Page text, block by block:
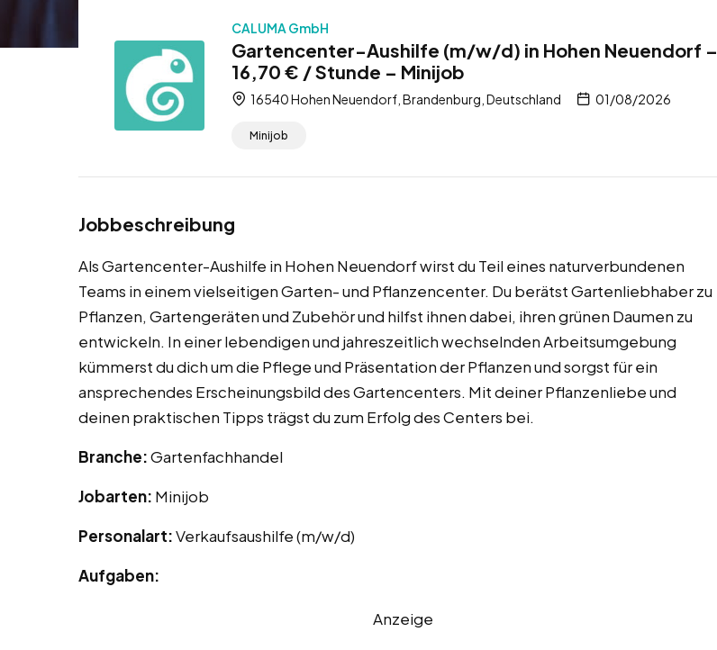
CALUMA GmbH
Gartencenter-Aushilfe (m/w/d) in Hohen Neuendorf –
16,70 € / Stunde – Minijob
16540 Hohen Neuendorf, Brandenburg, Deutschland 01/08/2026
Minijob
Jobbeschreibung
Als Gartencenter-Aushilfe in Hohen Neuendorf wirst du Teil eines naturverbundenen
Teams in einem vielseitigen Garten- und Pflanzencenter. Du berätst Gartenliebhaber zu
Pflanzen, Gartengeräten und Zubehör und hilfst ihnen dabei, ihren grünen Daumen zu
entwickeln. In einer lebendigen und jahreszeitlich wechselnden Arbeitsumgebung
kümmerst du dich um die Pflege und Präsentation der Pflanzen und sorgst für ein
ansprechendes Erscheinungsbild des Gartencenters. Mit deiner Pflanzenliebe und
deinen praktischen Tipps trägst du zum Erfolg des Centers bei.
Branche:Gartenfachhandel
Jobarten: Minijob
Personalart:Verkaufsaushilfe (m/w/d)
Aufgaben:
Anzeige